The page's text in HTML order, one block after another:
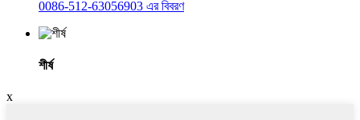
0086-512-63056903 এর বিবরণ
শীর্ষ
x